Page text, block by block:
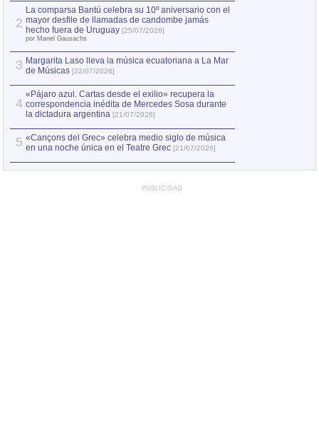
2
La comparsa Bantú celebra su 10º aniversario con el
mayor desfile de llamadas de candombe jamás
hecho fuera de Uruguay [25/07/2026]
por Manel Gausachs
3 Margarita Laso lleva la música ecuatoriana a La Mar
de Músicas [22/07/2026]
4
«Pájaro azul. Cartas desde el exilio» recupera la
correspondencia inédita de Mercedes Sosa durante
la dictadura argentina [21/07/2026]
5 «Cançons del Grec» celebra medio siglo de música
en una noche única en el Teatre Grec [21/07/2026]
PUBLICIDAD